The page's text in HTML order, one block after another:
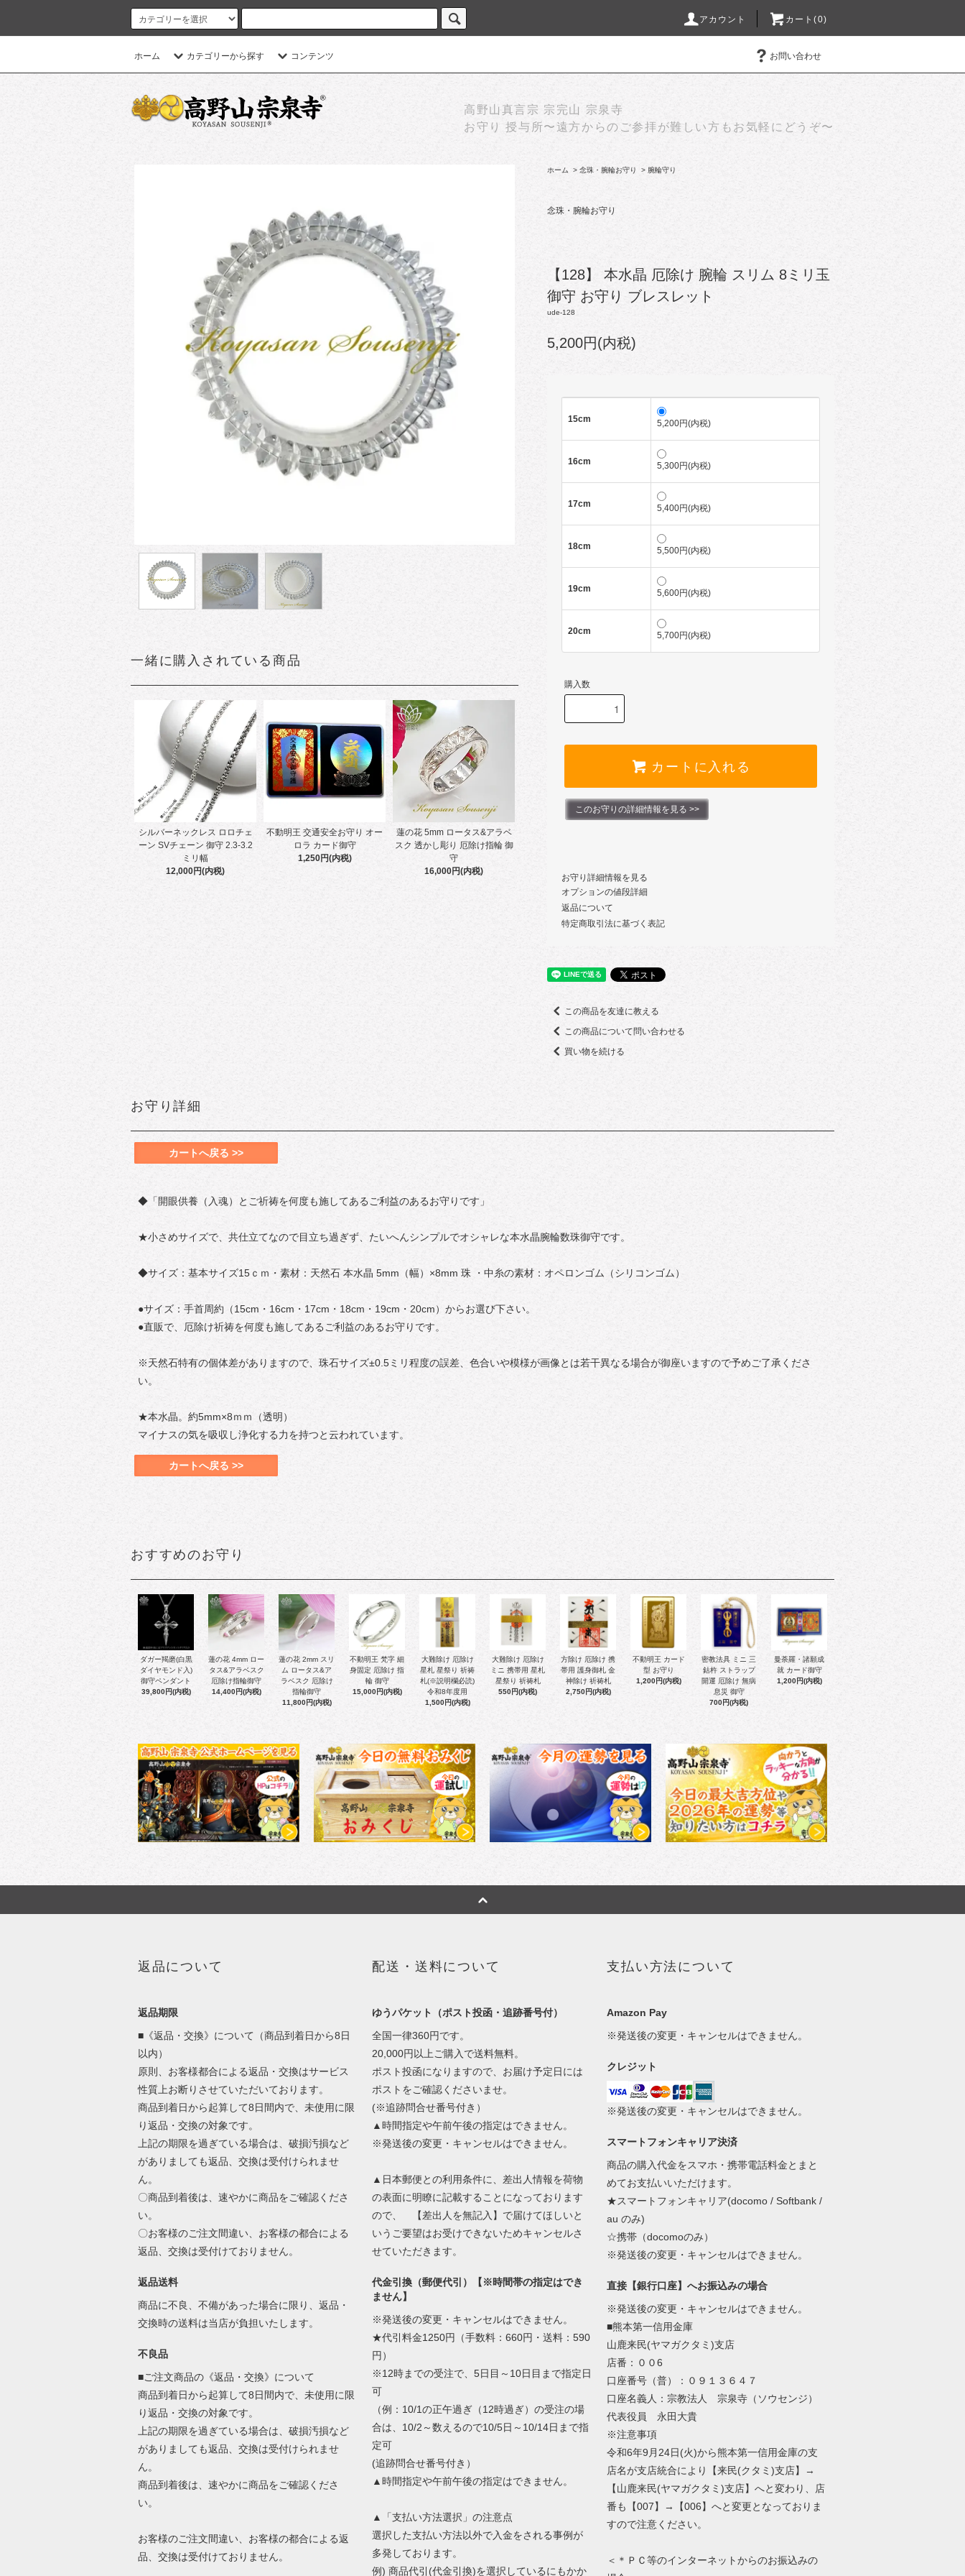
アカウント カート(0)
ホーム カテゴリーから探す コンテンツ お問い合わせ
高野山真言宗 宗完山 宗泉寺
お守り 授与所〜遠方からのご参拝が難しい方もお気軽にどうぞ〜
一緒に購入されている商品
シルバーネックレス ロロチェ
ーン SVチェーン 御守 2.3-3.2
ミリ幅
12,000円(内税)
不動明王 交通安全お守り オー
ロラ カード御守
1,250円(内税)
蓮の花 5mm ロータス&アラベ
スク 透かし彫り 厄除け指輪 御
守
16,000円(内税)
ホーム > 念珠・腕輪お守り > 腕輪守り
念珠・腕輪お守り
【128】 本水晶 厄除け 腕輪 スリム 8ミリ玉
御守 お守り ブレスレット
ude-128
5,200円(内税)
15cm 5,200円(内税)
16cm 5,300円(内税)
17cm 5,400円(内税)
18cm 5,500円(内税)
19cm 5,600円(内税)
20cm 5,700円(内税)
購入数
カートに入れる
このお守りの詳細情報を見る >>
お守り詳細情報を見る
オプションの値段詳細
返品について
特定商取引法に基づく表記
この商品を友達に教える
この商品について問い合わせる
買い物を続ける
お守り詳細
カートへ戻る >>
◆「開眼供養（入魂）とご祈祷を何度も施してあるご利益のあるお守りです」
★小さめサイズで、共仕立てなので目立ち過ぎず、たいへんシンプルでオシャレな本水晶腕輪数珠御守です。
◆サイズ：基本サイズ15ｃｍ・素材：天然石 本水晶 5mm（幅）×8mm 珠 ・中糸の素材：オペロンゴム（シリコンゴム）
●サイズ：手首周約（15cm・16cm・17cm・18cm・19cm・20cm）からお選び下さい。
●直販で、厄除け祈祷を何度も施してあるご利益のあるお守りです。
※天然石特有の個体差がありますので、珠石サイズ±0.5ミリ程度の誤差、色合いや模様が画像とは若干異なる場合が御座いますので予めご了承くださ
い。
★本水晶。約5mm×8ｍｍ（透明）
マイナスの気を吸収し浄化する力を持つと云われています。
カートへ戻る >>
おすすめのお守り
ダガー羯磨(白黒
ダイヤモンド入)
御守ペンダント
39,800円(内税)
蓮の花 4mm ロー
タス&アラベスク
厄除け指輪御守
14,400円(内税)
蓮の花 2mm スリ
ム ロータス&ア
ラベスク 厄除け
指輪御守
11,800円(内税)
不動明王 梵字 細
身固定 厄除け 指
輪 御守
15,000円(内税)
大難除け 厄除け
星札 星祭り 祈祷
札(※説明欄必読)
令和8年度用
1,500円(内税)
大難除け 厄除け
ミニ 携帯用 星札
星祭り 祈祷札
550円(内税)
方除け 厄除け 携
帯用 護身御札 金
神除け 祈祷札
2,750円(内税)
不動明王 カード
型 お守り
1,200円(内税)
密教法具 ミニ 三
鈷杵 ストラップ
開運 厄除け 無病
息災 御守
700円(内税)
曼荼羅・諸願成
就 カード御守
1,200円(内税)
返品について
返品期限
■《返品・交換》について（商品到着日から8日
以内）
原則、お客様都合による返品・交換はサービス
性質上お断りさせていただいております。
商品到着日から起算して8日間内で、未使用に限
り返品・交換の対象です。
上記の期限を過ぎている場合は、破損汚損など
がありましても返品、交換は受付けられませ
ん。
〇商品到着後は、速やかに商品をご確認くださ
い。
〇お客様のご注文間違い、お客様の都合による
返品、交換は受付けておりません。
返品送料
商品に不良、不備があった場合に限り、返品・
交換時の送料は当店が負担いたします。
不良品
■ご注文商品の《返品・交換》について
商品到着日から起算して8日間内で、未使用に限
り返品・交換の対象です。
上記の期限を過ぎている場合は、破損汚損など
がありましても返品、交換は受付けられませ
ん。
商品到着後は、速やかに商品をご確認くださ
い。
お客様のご注文間違い、お客様の都合による返
品、交換は受付けておりません。
配送・送料について
ゆうパケット（ポスト投函・追跡番号付）
全国一律360円です。
20,000円以上ご購入で送料無料。
ポスト投函になりますので、お届け予定日には
ポストをご確認くださいませ。
(※追跡問合せ番号付き）
▲時間指定や午前午後の指定はできません。
※発送後の変更・キャンセルはできません。
▲日本郵便との利用条件に、差出人情報を荷物
の表面に明瞭に記載することになっております
ので、 【差出人を無記入】で届けてほしいと
いうご要望はお受けできないためキャンセルさ
せていただきます。
代金引換（郵便代引）【※時間帯の指定はでき
ません】
※発送後の変更・キャンセルはできません。
★代引料金1250円（手数料：660円・送料：590
円）
※12時までの受注で、5日目～10日目まで指定日
可
（例：10/1の正午過ぎ（12時過ぎ）の受注の場
合は、10/2～数えるので10/5日～10/14日まで指
定可
(追跡問合せ番号付き）
▲時間指定や午前午後の指定はできません。
▲「支払い方法選択」の注意点
選択した支払い方法以外で入金をされる事例が
多発しております。
例) 商品代引(代金引換)を選択しているにもかか
支払い方法について
Amazon Pay
※発送後の変更・キャンセルはできません。
クレジット
※発送後の変更・キャンセルはできません。
スマートフォンキャリア決済
商品の購入代金をスマホ・携帯電話料金とまと
めてお支払いいただけます。
★スマートフォンキャリア(docomo / Softbank /
au のみ)
☆携帯（docomoのみ）
※発送後の変更・キャンセルはできません。
直接【銀行口座】へお振込みの場合
※発送後の変更・キャンセルはできません。
■熊本第一信用金庫
山鹿来民(ヤマガクタミ)支店
店番：００6
口座番号（普）：０９１３６４７
口座名義人：宗教法人 宗泉寺（ソウセンジ）
代表役員 永田大貴
※注意事項
令和6年9月24日(火)から熊本第一信用金庫の支
店名が支店統合により【来民(クタミ)支店】→
【山鹿来民(ヤマガクタミ)支店】へと変わり、店
番も【007】→【006】へと変更となっておりま
すので注意ください。
＜＊ＰＣ等のインターネットからのお振込みの